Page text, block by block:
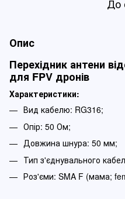
До
Опис
Перехідник антени
для FPV дронів
Характеристики:
Вид кабелю: RG316;
Опір: 50 Ом;
Довжина шнура: 50 мм;
Тип з'єднувального
Роз'єми: SMA F (мама;